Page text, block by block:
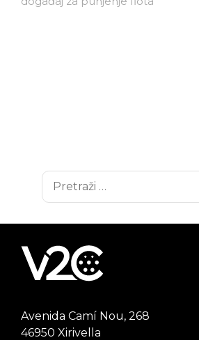
Pretraži:
Avenida Camí Nou, 268
46950 Xirivella